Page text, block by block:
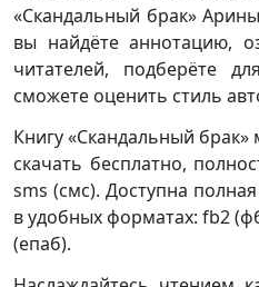
«Скандальный брак»
вы найдёте аннотацию,
читателей, подберёте
сможете оценить стиль
Книгу «Скандальный
скачать бесплатно,
sms (смс). Доступна
в удобных форматах: fb2
(епаб).